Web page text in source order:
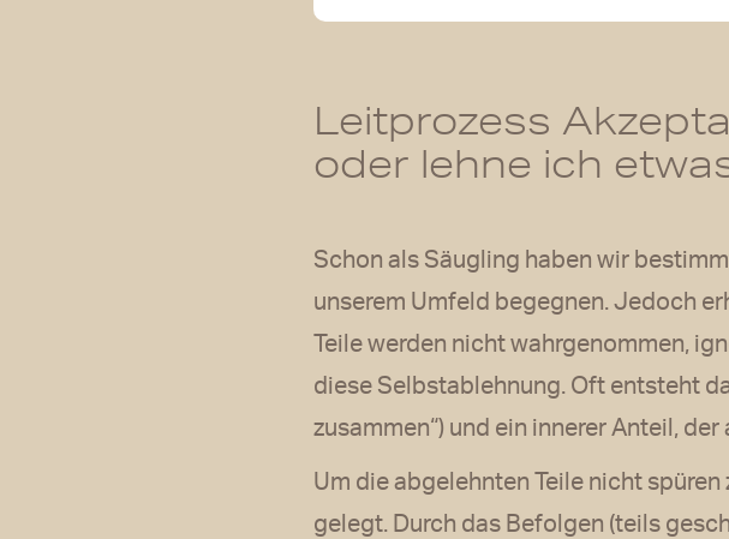
Leitprozess
oder lehne ich
Schon als Säugling haben wir
unserem Umfeld begegnen. Jedoch
Teile werden nicht wahrgenommen,
diese Selbstablehnung. Oft entsteht
zusammen“) und ein innerer Anteil,
Um die abgelehnten Teile nicht spüren
gelegt. Durch das Befolgen (teils